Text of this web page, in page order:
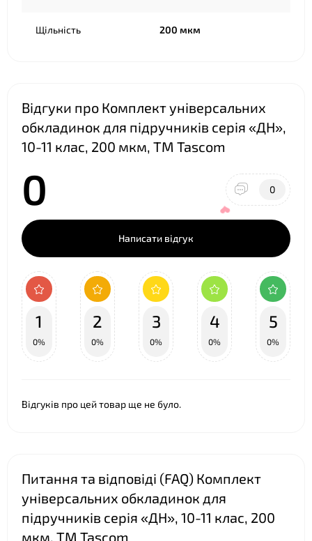
Щільність 200 мкм
Відгуки про Комплект універсальних
обкладинок для підручників серія «ДН»,
10-11 клас, 200 мкм, ТМ Tascom
0 0
Написати відгук
1
0%
2
0%
3
0%
4
0%
5
0%
Відгуків про цей товар ще не було.
Питання та відповіді (FAQ) Комплект
універсальних обкладинок для
підручників серія «ДН», 10-11 клас, 200
мкм, ТМ Tascom